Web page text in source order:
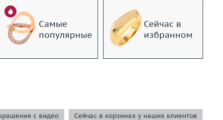
Самые
популярные
Сейчас в
избранном
с видео Сейчас в корзинах у наших клиентов